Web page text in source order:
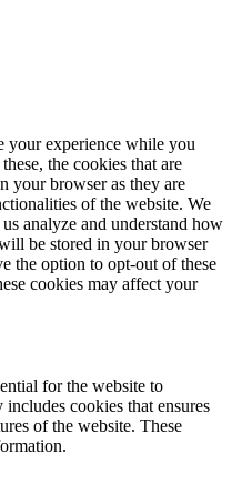
your experience while you
the cookies that are
your browser as they are
of the website. We
analyze and understand how
be stored in your browser
the option to opt-out of these
cookies may affect your
for the website to
cookies that ensures
of the website. These